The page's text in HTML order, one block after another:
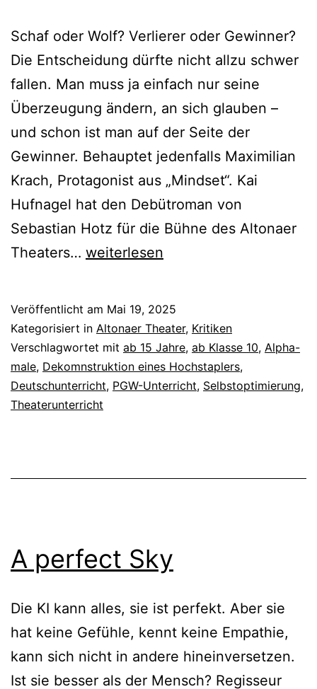
Schaf oder Wolf? Verlierer oder Gewinner?
Die Entscheidung dürfte nicht allzu schwer
fallen. Man muss ja einfach nur seine
Überzeugung ändern, an sich glauben –
und schon ist man auf der Seite der
Gewinner. Behauptet jedenfalls Maximilian
Krach, Protagonist aus „Mindset“. Kai
Hufnagel hat den Debütroman von
Sebastian Hotz für die Bühne des Altonaer
Theaters… Mindset
weiterlesen
Veröffentlicht am Mai 19, 2025
Kategorisiert in Altonaer Theater, Kritiken
Verschlagwortet mit ab 15 Jahre, ab Klasse 10, Alpha-
male, Dekomnstruktion eines Hochstaplers,
Deutschunterricht, PGW-Unterricht, Selbstoptimierung,
Theaterunterricht
A perfect Sky
Die KI kann alles, sie ist perfekt. Aber sie
hat keine Gefühle, kennt keine Empathie,
kann sich nicht in andere hineinversetzen.
Ist sie besser als der Mensch? Regisseur